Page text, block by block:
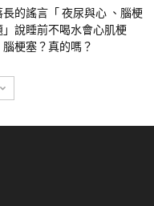
長的謠言「 夜尿與心 、腦梗
」說睡前不喝水會心肌梗
腦梗塞？真的嗎？